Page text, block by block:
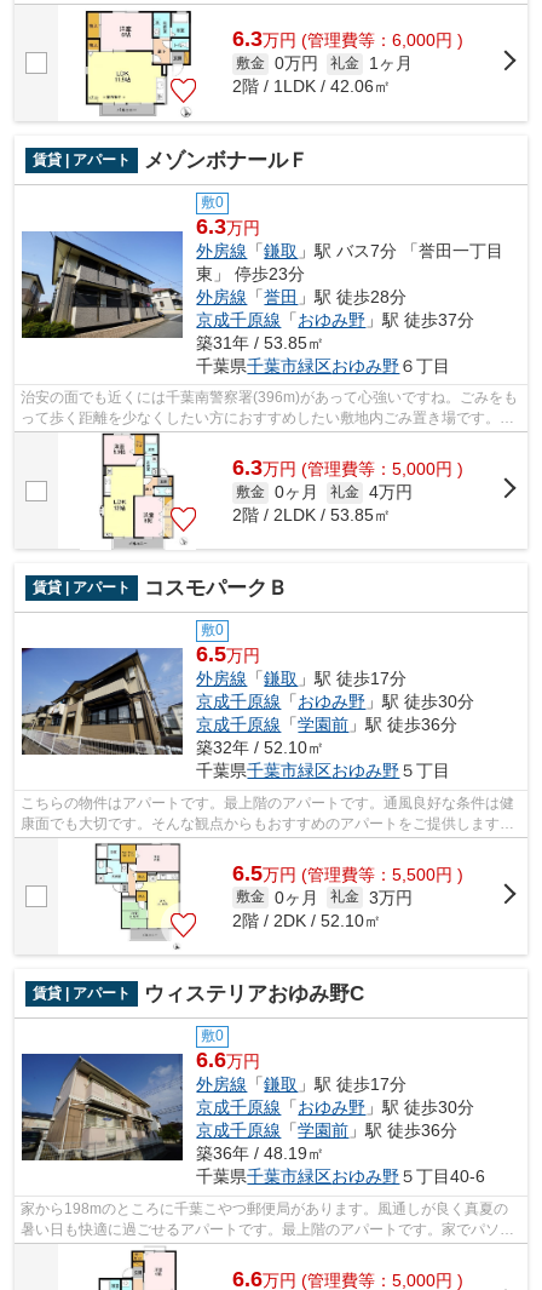
たいインターネット有り物件です。株式...
6.3万円 (管理費等：6,000円 )
敷金 0万円 礼金
1ヶ月
2階 / 1LDK / 42.06㎡
賃貸 | アパート メゾンボナールＦ
敷0
6.3万円
外房線 「鎌取 」駅 バス7分 「誉田一丁目
東」 停歩23分
外房線 「誉田 」駅 徒歩28分
京成千原線 「おゆみ野 」駅 徒歩37分
築31年 / 53.85㎡
千葉県千葉市緑区おゆみ野６丁目
治安の面でも近くには千葉南警察署(396m)があって心強いですね。ごみをも
って歩く距離を少なくしたい方におすすめしたい敷地内ごみ置き場です。ご
利用できる沿線は2つあり、電車でのお...
6.3万円 (管理費等：5,000円 )
敷金 0ヶ月 礼金 4万円
2階 / 2LDK / 53.85㎡
賃貸 | アパート コスモパークＢ
敷0
6.5万円
外房線 「鎌取 」駅 徒歩17分
京成千原線 「おゆみ野 」駅 徒歩30分
京成千原線 「学園前 」駅 徒歩36分
築32年 / 52.10㎡
千葉県千葉市緑区おゆみ野５丁目
こちらの物件はアパートです。最上階のアパートです。通風良好な条件は健
康面でも大切です。そんな観点からもおすすめのアパートをご提供します。
インターネット有り物件なので、ネッ...
6.5万円 (管理費等：5,500円 )
敷金 0ヶ月 礼金 3万円
2階 / 2DK / 52.10㎡
賃貸 | アパート ウィステリアおゆみ野C
敷0
6.6万円
外房線 「鎌取 」駅 徒歩17分
京成千原線 「おゆみ野 」駅 徒歩30分
京成千原線 「学園前 」駅 徒歩36分
築36年 / 48.19㎡
千葉県千葉市緑区おゆみ野５丁目40-6
家から198mのところに千葉こやつ郵便局があります。風通しが良く真夏の
暑い日も快適に過ごせるアパートです。最上階のアパートです。家でパソコ
ンを使う人にぜひご検討いただきたいイ...
6.6万円 (管理費等：5,000円 )